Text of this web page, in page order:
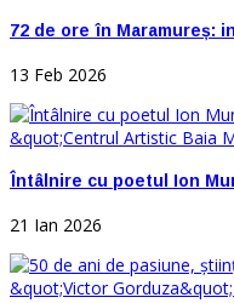
72 de ore în Maramureș:
13 Feb 2026
Întâlnire cu poetul Ion
21 Ian 2026